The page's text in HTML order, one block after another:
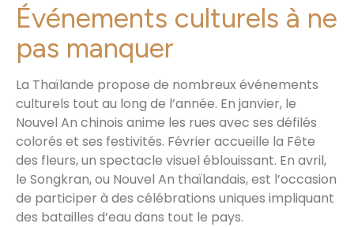
Événements culturels à ne
pas manquer
La Thaïlande propose de nombreux événements
culturels tout au long de l’année. En janvier, le
Nouvel An chinois anime les rues avec ses défilés
colorés et ses festivités. Février accueille la Fête
des fleurs, un spectacle visuel éblouissant. En avril,
le Songkran, ou Nouvel An thaïlandais, est l’occasion
de participer à des célébrations uniques impliquant
des batailles d’eau dans tout le pays.